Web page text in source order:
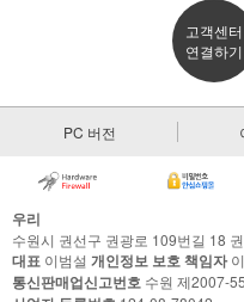
고객센터
연결하기
PC 버전
우리
수원시 권선구 권광로 109번길 18
대표 이범설 개인정보 보호 책임자
통신판매업신고번호 수원 제2007-